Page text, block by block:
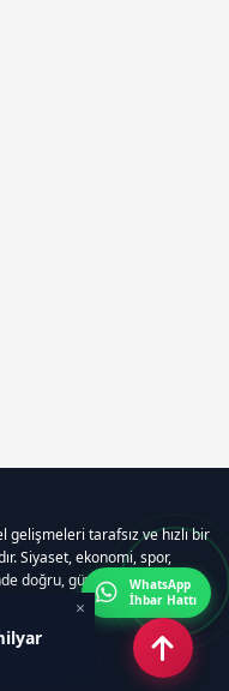
×
tarafsız ve hızlı bir
Siyaset, ekonomi, spor,
doğru, güvenilir ve anlık
WhatsApp
İhbar Hattı